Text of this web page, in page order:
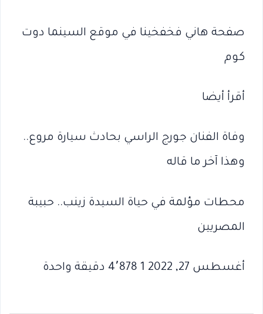
صفحة هاني فخفخينا في موقع السينما دوت
كوم
أقرأ أيضا
وفاة الفنان جورج الراسي بحادث سيارة مروع..
وهذا آخر ما قاله
محطات مؤلمة في حياة السيدة زينب.. حبيبة
المصريين
أغسطس 27, 2022 1 4٬878 دقيقة واحدة